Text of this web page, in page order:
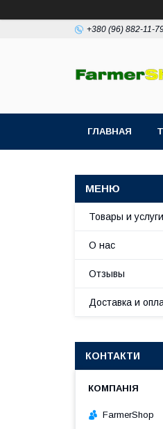
+380 (96) 882-11-
ГЛАВНАЯ
Товары и услуги
О нас
Отзывы
Доставка и
КОНТАКТИ
FarmerShop